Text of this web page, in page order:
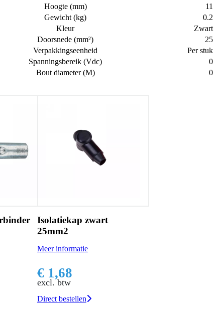
Hoogte (mm)
11
Gewicht (kg)
0.2
Kleur
Zwart
Doorsnede (mm²)
25
Verpakkingseenheid
Per stuk
Spanningsbereik (Vdc)
0
Bout diameter (M)
0
Isolatiekap zwart
25mm2
Meer informatie
€ 1,68
excl. btw
Direct bestellen